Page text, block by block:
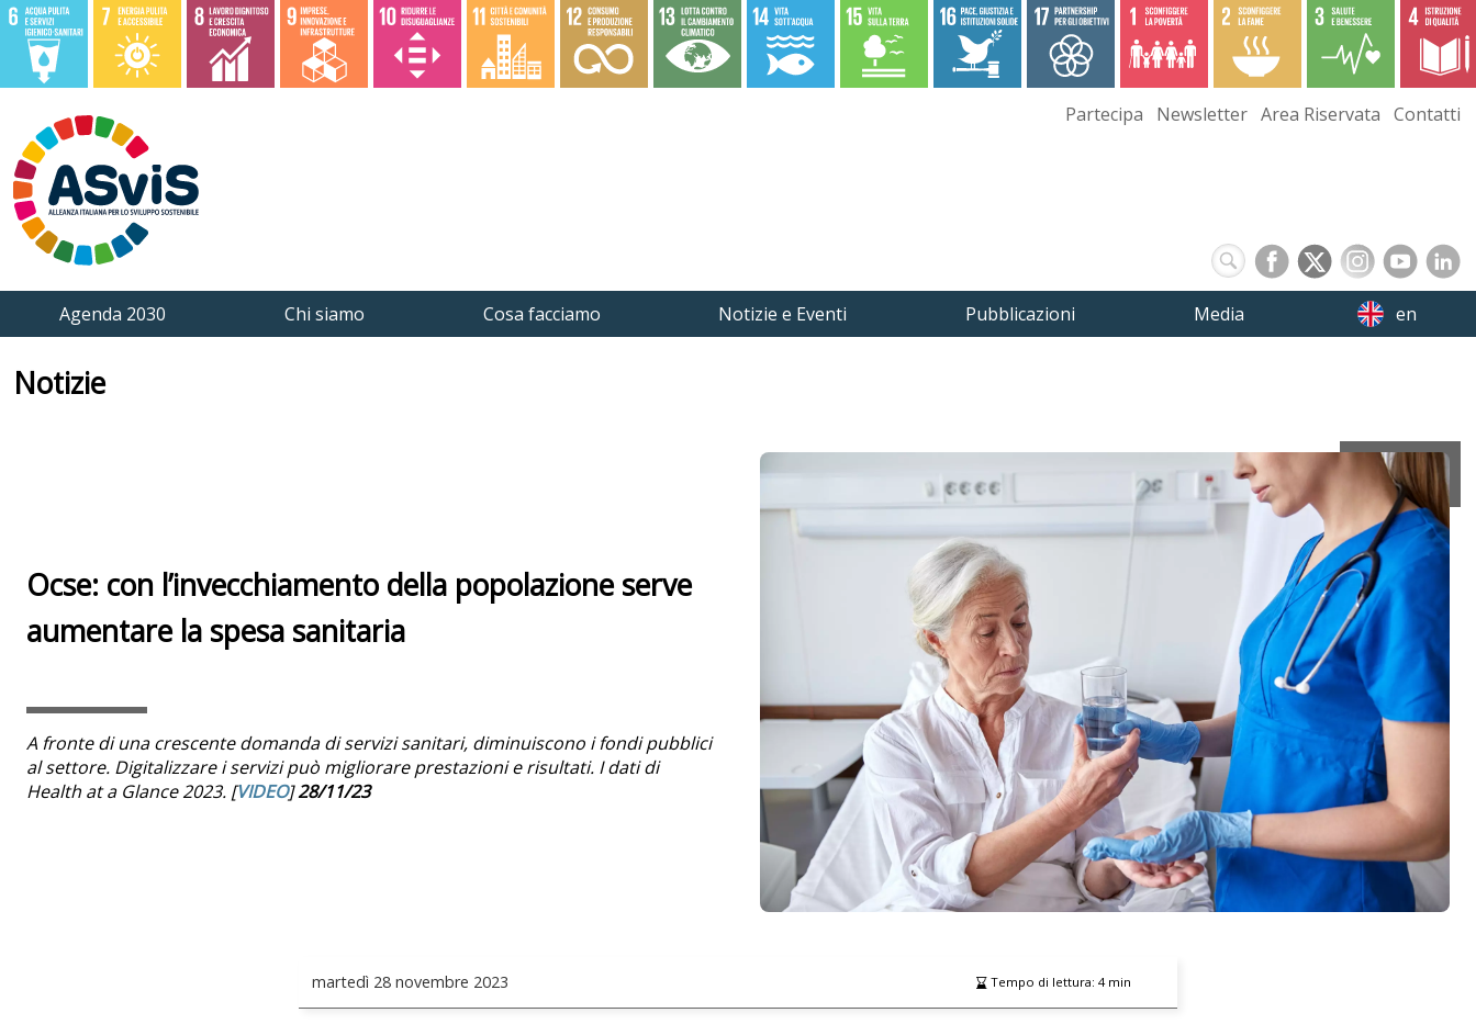
Partecipa Newsletter Area Riservata Contatti
Agenda 2030 Chi siamo Cosa facciamo Notizie e Eventi Pubblicazioni Media en
Notizie
Ocse: con l’invecchiamento della popolazione serve
aumentare la spesa sanitaria
A fronte di una crescente domanda di servizi sanitari, diminuiscono i fondi pubblici
al settore. Digitalizzare i servizi può migliorare prestazioni e risultati. I dati di
Health at a Glance 2023. [VIDEO]28/11/23
martedì 28 novembre 2023 Tempo di lettura: 4min